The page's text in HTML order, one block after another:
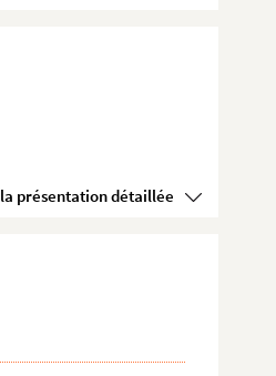
Voir la présentation détaillée